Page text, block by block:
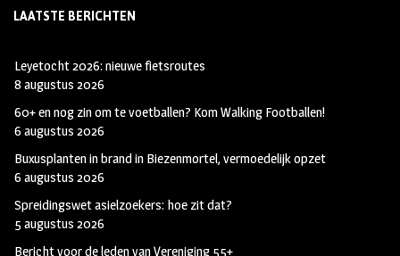
LAATSTE BERICHTEN
Leyetocht 2026: nieuwe fietsroutes
8 augustus 2026
60+ en nog zin om te voetballen? Kom Walking Footballen!
6 augustus 2026
Buxusplanten in brand in Biezenmortel, vermoedelijk opzet
6 augustus 2026
Spreidingswet asielzoekers: hoe zit dat?
5 augustus 2026
Bericht voor de leden van Vereniging 55+